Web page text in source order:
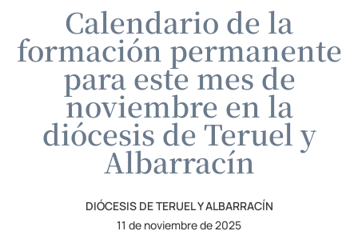
Calendario de la
formación permanente
para este mes de
noviembre en la
diócesis de Teruel y
Albarracín
DIÓCESIS DE TERUEL Y ALBARRACÍN
11 de noviembre de 2025